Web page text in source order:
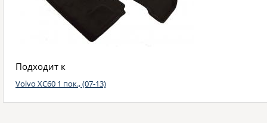
Подходит к
Volvo XC60 1 пок., (07-13)